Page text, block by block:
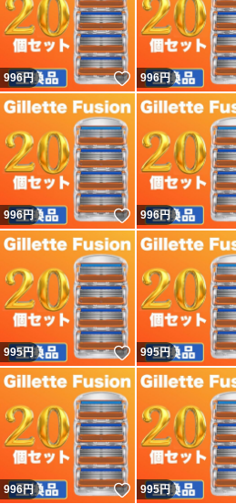
996円 いいね！
996円
996円 いいね！
996円
995円 いいね！
995円
996円 いいね！
995円